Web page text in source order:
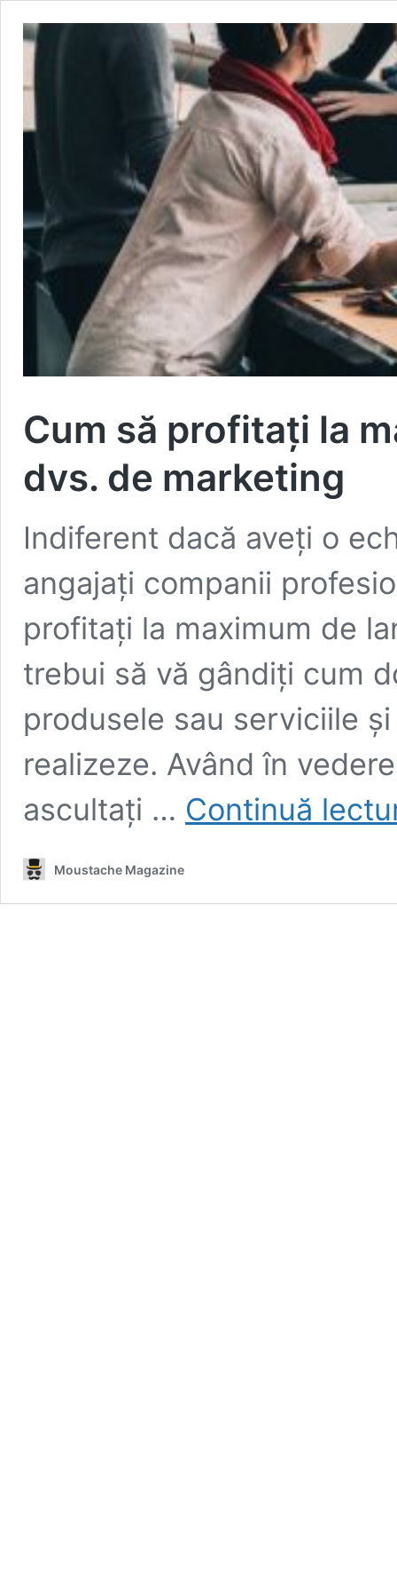
Cum să profitați la
dvs. de marketing
Indiferent dacă aveți o
angajați companii
profitați la maximum de
trebui să vă gândiți cum
produsele sau serviciile
realizeze. Având în
ascultați … Continuă
Moustache Magazine